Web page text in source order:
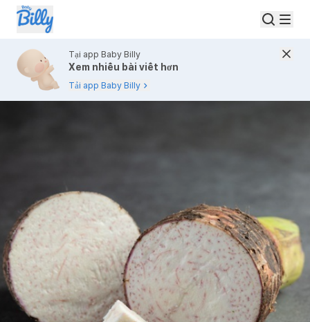
Tại app Baby Billy
Xem nhiều bài viết hơn
Tải app Baby Billy